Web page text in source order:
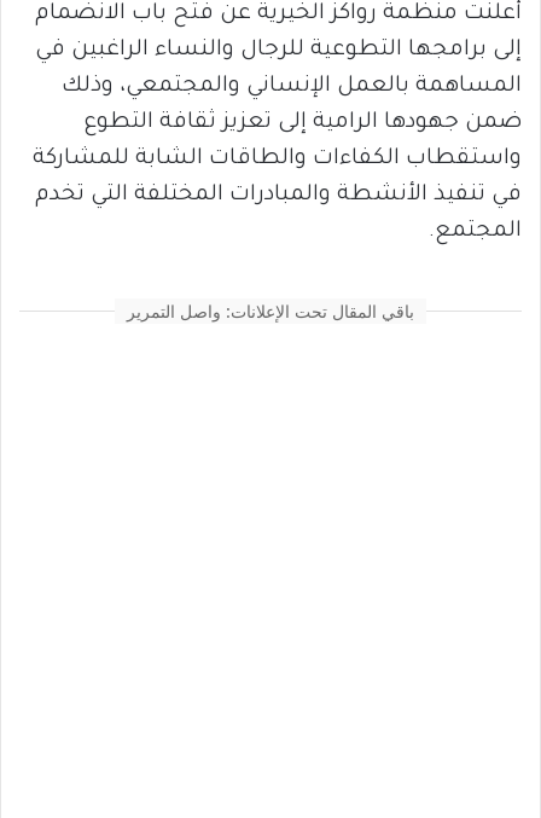
أعلنت منظمة رواكز الخيرية عن فتح باب الانضمام
إلى برامجها التطوعية للرجال والنساء الراغبين في
المساهمة بالعمل الإنساني والمجتمعي، وذلك
ضمن جهودها الرامية إلى تعزيز ثقافة التطوع
واستقطاب الكفاءات والطاقات الشابة للمشاركة
في تنفيذ الأنشطة والمبادرات المختلفة التي تخدم
المجتمع.
باقي المقال تحت الإعلانات: واصل التمرير